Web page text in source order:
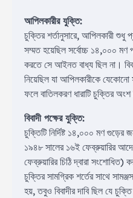
আপিলকারীর যুক্তি:
চুক্তির শর্তানুসারে, আপিলকারী
সম্মত হয়েছিল সর্বোচ্চ ১৪,০০০ মণ
করতে সে আইনত বাধ্য ছিল না।
নিয়েছিল যা আপিলকারীকে
ফলে বাতিলকরণ ধারাটি চুক্তির
বিবাদী পক্ষের যুক্তি:
চুক্তিটি নির্দিষ্ট ১৪,০০০ মণ গুড়ের
১৯৪৮ সালের ১৬ই ফেব্রুয়ারির
ফেব্রুয়ারির চিঠি দ্বারা সংশোধিত)
চুক্তির সামগ্রিক শর্তের সাথে
হয়, তবুও বিবাদীর দাবি ছিল যে